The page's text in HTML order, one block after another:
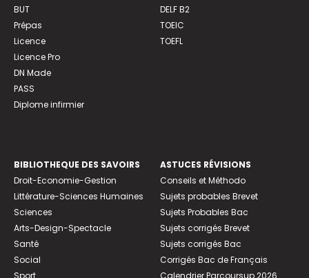
BUT
Prépas
Licence
Licence Pro
DN Made
PASS
Diplome infirmier
DELF B2
TOEIC
TOEFL
BIBLIOTHEQUE DES SAVOIRS
Droit-Economie-Gestion
Littérature-Sciences Humaines
Sciences
Arts-Design-Spectacle
Santé
Social
Sport
ASTUCES RÉVISIONS
Conseils et Méthodo
Sujets probables Brevet
Sujets Probables Bac
Sujets corrigés Brevet
Sujets corrigés Bac
Corrigés Bac de Français
Calendrier Parcoursup 2026